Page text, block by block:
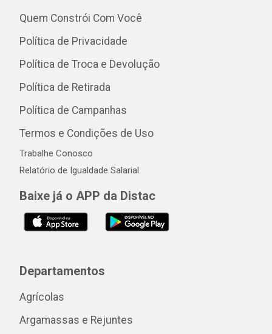
Quem Constrói Com Você
Política de Privacidade
Política de Troca e Devolução
Política de Retirada
Política de Campanhas
Termos e Condições de Uso
Trabalhe Conosco
Relatório de Igualdade Salarial
Baixe já o APP da Distac
Departamentos
Agrícolas
Argamassas e Rejuntes